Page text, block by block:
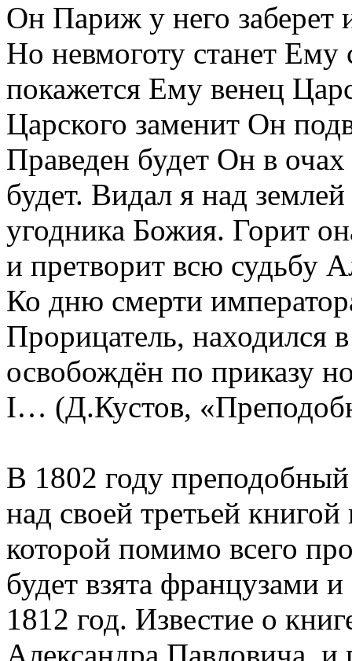
Он Париж у него заберет
Но невмоготу станет Ему
покажется Ему венец
Царского заменит Он
Праведен будет Он в
будет. Видал я над
угодника Божия. Горит
и претворит всю судьбу
Ко дню смерти
Прорицатель, находился
освобождён по приказу
I… (Д.Кустов,
В 1802 году
над своей третьей
которой помимо всего
будет взята французами
1812 год. Известие о